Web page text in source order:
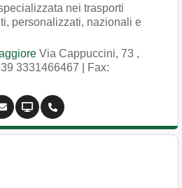
nei trasporti
personalizzati, nazionali e
Via Cappuccini, 73 ,
3331466467 | Fax: